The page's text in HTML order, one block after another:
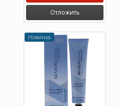
Отложить
Новинка